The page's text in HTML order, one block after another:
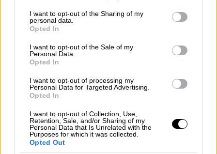
not limited to your visit or usage behaviour. You may click to
grant or deny consent to Google and its third-party tags to
use your data for below specified purposes in below Google
consent section.
I want to opt-out of the Sharing of my
personal data.
Opted In
I want to opt-out of the Sale of my
Personal Data.
Opted In
I want to opt-out of processing my
Personal Data for Targeted Advertising.
Opted In
I want to opt-out of Collection, Use,
Retention, Sale, and/or Sharing of my
Personal Data that Is Unrelated with the
Purposes for which it was collected.
Opted Out
σειρά με σκηνοθέτη τον Γκάι Ρίτσι
Η ταινία «The Gentlemen», η οποία
προβλήθηκε τον Ιανουάριο του 2020 μέχρι
που έκλεισαν οι κινηματογραφικές
περισσότερα από 100 εκατ. δολάρια
ΑΛΛΑ #TAGS
σκηνοθέτης
Ελεν Μίρεν
Τομ Χάρντι
Πιρς Μπρόσναν